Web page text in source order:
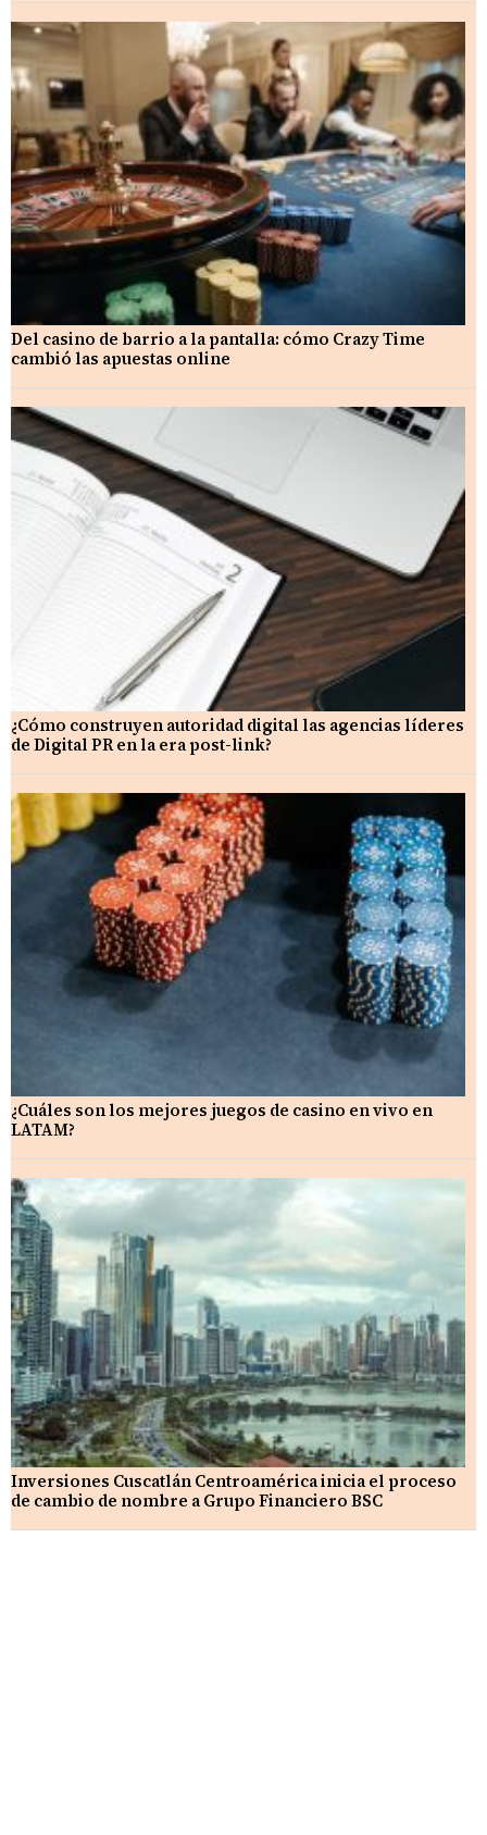
Del casino de barrio a la pantalla: cómo Crazy Time
cambió las apuestas online
¿Cómo construyen autoridad digital las agencias líderes
de Digital PR en la era post-link?
¿Cuáles son los mejores juegos de casino en vivo en
LATAM?
Inversiones Cuscatlán Centroamérica inicia el proceso
de cambio de nombre a Grupo Financiero BSC